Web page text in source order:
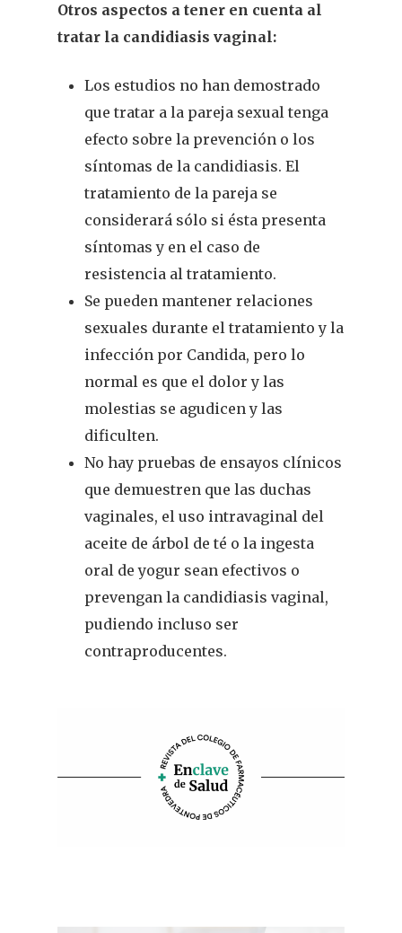
Otros aspectos a tener en cuenta al
tratar la candidiasis vaginal:
Los estudios no han demostrado
que tratar a la pareja sexual tenga
efecto sobre la prevención o los
síntomas de la candidiasis. El
tratamiento de la pareja se
considerará sólo si ésta presenta
síntomas y en el caso de
resistencia al tratamiento.
Se pueden mantener relaciones
sexuales durante el tratamiento y la
infección por Candida, pero lo
normal es que el dolor y las
molestias se agudicen y las
dificulten.
No hay pruebas de ensayos clínicos
que demuestren que las duchas
vaginales, el uso intravaginal del
aceite de árbol de té o la ingesta
oral de yogur sean efectivos o
prevengan la candidiasis vaginal,
pudiendo incluso ser
contraproducentes.